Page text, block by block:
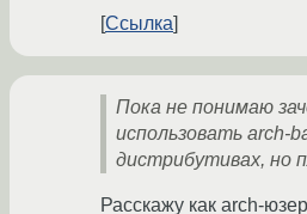
Ссылка
Пока не понимаю
использовать arch-
дистрибутивах, но
Расскажу как arch-